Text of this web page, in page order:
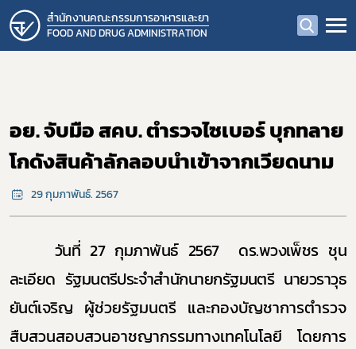
สำนักงานคณะกรรมการอาหารและยา
FOOD AND DRUG ADMINISTRATION
อย. จับมือ สคบ. ตำรวจไซเบอร์ บุกทลาย
โกดังสินค้าลักลอบนำเข้าจากเวียดนาม
29 กุมภาพันธ์. 2567
วันที่ 27 กุมภาพันธ์ 2567
ดร.พวงเพ็ชร ชุน
ละเอียด รัฐมนตรีประจำสำนักนายกรัฐมนตรี นายวราวุธ
ยันต์เจริญ ผู้ช่วยรัฐมนตรี และกองบัญชาการตำรวจ
สืบสวนสอบสวนอาชญากรรมทางเทคโนโลยี โดยการ